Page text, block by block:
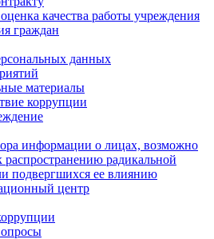
качества работы учреждения
граждан
данных
материалы
коррупции
информации о лицах, возможно
распространению радикальной
подвергшихся ее влиянию
центр